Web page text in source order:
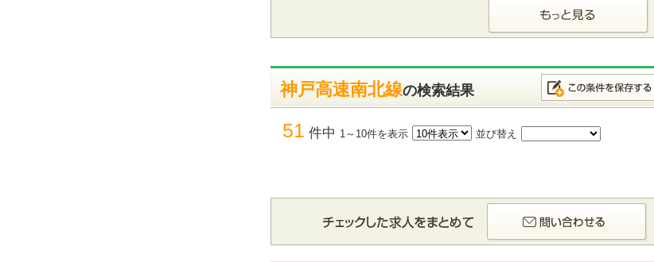
神戸高速南北線の検索結果
51 件中 1～10件を表示 並び替え